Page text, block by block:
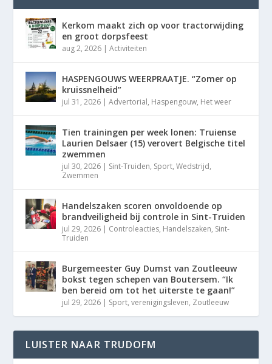
Kerkom maakt zich op voor tractorwijding
en groot dorpsfeest
aug 2, 2026 |Activiteiten
HASPENGOUWS WEERPRAATJE. “Zomer op
kruissnelheid”
jul 31, 2026 |Advertorial, Haspengouw, Het weer
Tien trainingen per week lonen: Truiense
Laurien Delsaer (15) verovert Belgische titel
zwemmen
jul 30, 2026 | Sint-Truiden, Sport,Wedstrijd,
Zwemmen
Handelszaken scoren onvoldoende op
brandveiligheid bij controle in Sint-Truiden
jul 29, 2026 | Controleacties, Handelszaken, Sint-
Truiden
Burgemeester Guy Dumst van Zoutleeuw
bokst tegen schepen van Boutersem. “Ik
ben bereid om tot het uiterste te gaan!”
jul 29, 2026 | Sport,verenigingsleven, Zoutleeuw
LUISTER NAAR TRUDOFM